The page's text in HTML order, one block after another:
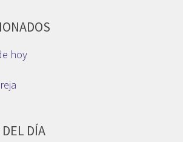
hoy
DÍA